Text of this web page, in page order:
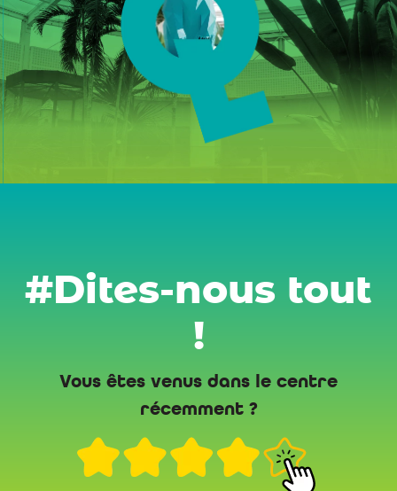
#Dites-nous tout
!
Vous êtes venus dans le centre
récemment ?